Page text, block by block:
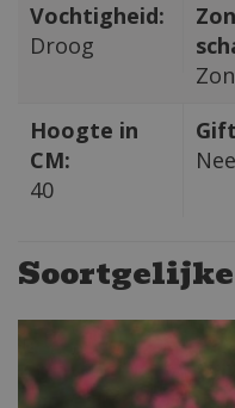
Vochtigheid:
Droog
Zon
Hoogte in
CM:
40
Nee